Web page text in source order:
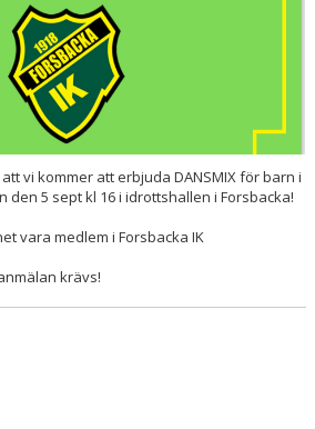
vi kommer att erbjuda DANSMIX för barn i
den 5 sept kl 16 i idrottshallen i Forsbacka!
vara medlem i Forsbacka IK
krävs!